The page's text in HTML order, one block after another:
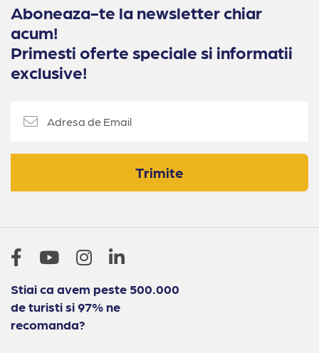
Aboneaza-te la newsletter chiar
acum!
Primesti oferte speciale si informatii
exclusive!
Trimite
Stiai ca avem peste 500.000
de turisti si 97% ne
recomanda?